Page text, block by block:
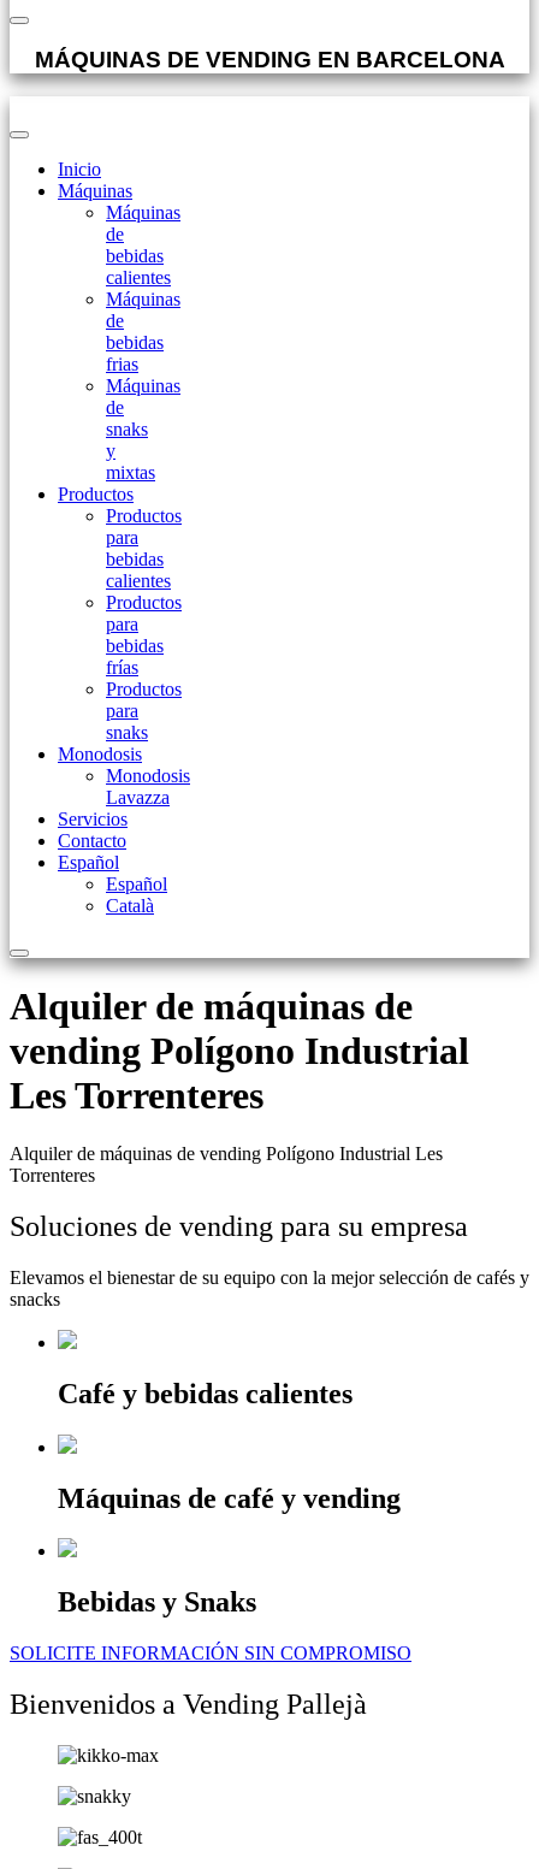
MÁQUINAS DE VENDING EN BARCELONA
Inicio
Máquinas
Máquinas
de
bebidas
calientes
Máquinas
de
bebidas
frias
Máquinas
de
snaks
y
mixtas
Productos
Productos
para
bebidas
calientes
Productos
para
bebidas
frías
Productos
para
snaks
Monodosis
Monodosis
Lavazza
Servicios
Contacto
Español
Español
Català
Alquiler de máquinas de
vending Polígono Industrial
Les Torrenteres
Alquiler de máquinas de vending Polígono Industrial Les
Torrenteres
Soluciones de vending para su empresa
Elevamos el bienestar de su equipo con la mejor selección de cafés y
snacks
Café y bebidas calientes
Máquinas de café y vending
Bebidas y Snaks
SOLICITE INFORMACIÓN SIN COMPROMISO
Bienvenidos a Vending Pallejà